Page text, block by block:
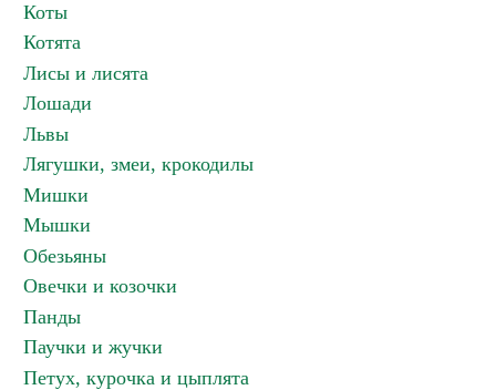
Коты
Котята
Лисы и лисята
Лошади
Львы
Лягушки, змеи, крокодилы
Мишки
Мышки
Обезьяны
Овечки и козочки
Панды
Паучки и жучки
Петух, курочка и цыплята